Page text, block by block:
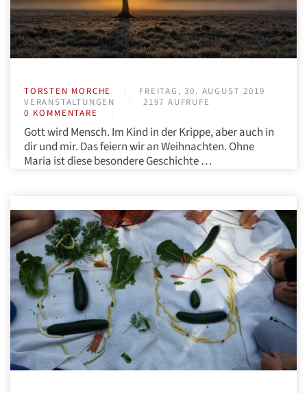
TORSTEN MORCHE
FREITAG, 30. AUGUST 2019
VERANSTALTUNGEN
2197 AUFRUFE
0 KOMMENTARE
Gott wird Mensch. Im Kind in der Krippe, aber auch in
dir und mir. Das feiern wir an Weihnachten. Ohne
Maria ist diese besondere Geschichte …